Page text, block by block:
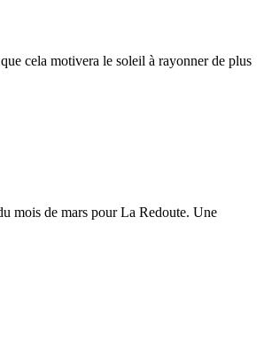
cela motivera le soleil à rayonner de plus
mois de mars pour La Redoute. Une